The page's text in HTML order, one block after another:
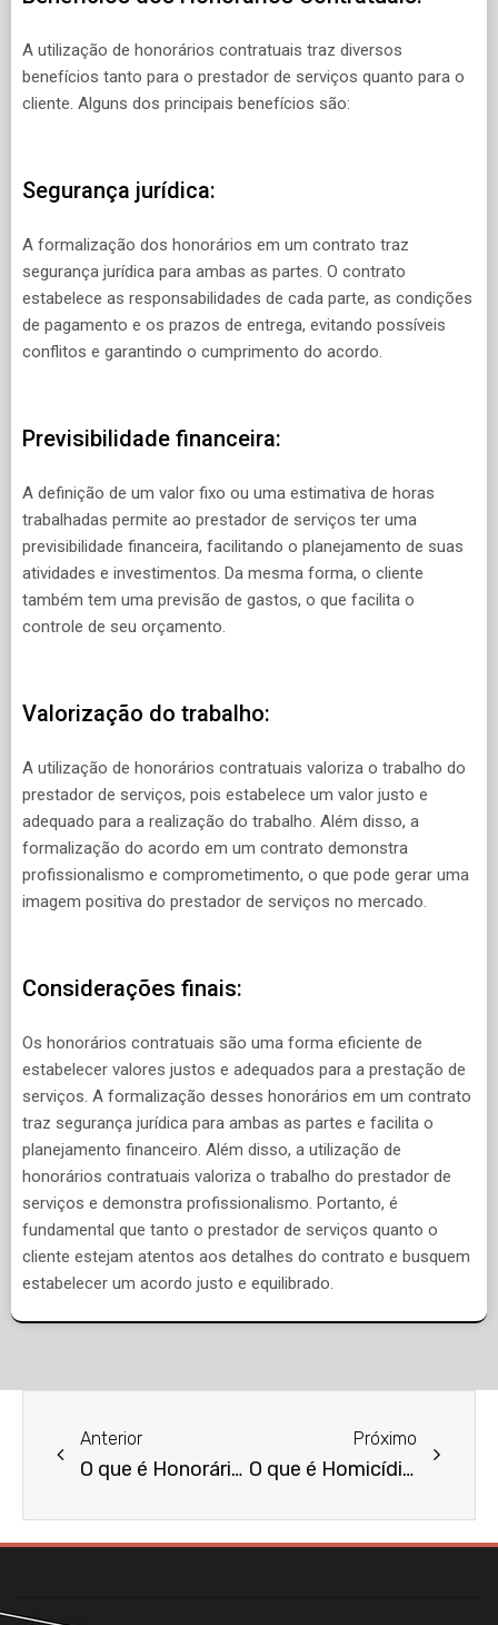
A utilização de honorários contratuais traz diversos
benefícios tanto para o prestador de serviços quanto para o
cliente. Alguns dos principais benefícios são:
Segurança jurídica:
A formalização dos honorários em um contrato traz
segurança jurídica para ambas as partes. O contrato
estabelece as responsabilidades de cada parte, as condições
de pagamento e os prazos de entrega, evitando possíveis
conflitos e garantindo o cumprimento do acordo.
Previsibilidade financeira:
A definição de um valor fixo ou uma estimativa de horas
trabalhadas permite ao prestador de serviços ter uma
previsibilidade financeira, facilitando o planejamento de suas
atividades e investimentos. Da mesma forma, o cliente
também tem uma previsão de gastos, o que facilita o
controle de seu orçamento.
Valorização do trabalho:
A utilização de honorários contratuais valoriza o trabalho do
prestador de serviços, pois estabelece um valor justo e
adequado para a realização do trabalho. Além disso, a
formalização do acordo em um contrato demonstra
profissionalismo e comprometimento, o que pode gerar uma
imagem positiva do prestador de serviços no mercado.
Considerações finais:
Os honorários contratuais são uma forma eficiente de
estabelecer valores justos e adequados para a prestação de
serviços. A formalização desses honorários em um contrato
traz segurança jurídica para ambas as partes e facilita o
planejamento financeiro. Além disso, a utilização de
honorários contratuais valoriza o trabalho do prestador de
serviços e demonstra profissionalismo. Portanto, é
fundamental que tanto o prestador de serviços quanto o
cliente estejam atentos aos detalhes do contrato e busquem
estabelecer um acordo justo e equilibrado.
Anterior
O que é Honorários Sucumbenciais?
Próximo
O que é Homicídio Privilegiado?